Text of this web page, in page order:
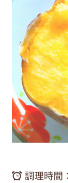
調理時間：